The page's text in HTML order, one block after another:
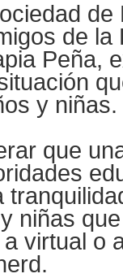
de
de la
Peña,
y niñas.
que
niñas
virtual o